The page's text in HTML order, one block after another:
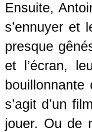
Ensuite,
s’ennuyer et
presque
et l’écran,
s’agit d’un
jouer. Ou de